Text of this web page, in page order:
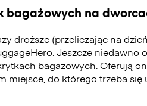
bagażowych na
droższe (przeliczając na
Jeszcze niedawno
bagażowych. Oferują
miejsce, do którego trzeba